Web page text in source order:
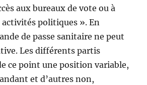
aux bureaux de vote ou à
politiques ». En
de passe sanitaire ne peut
Les différents partis
ce point une position variable,
et d’autres non,